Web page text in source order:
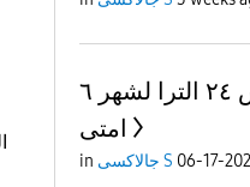
تحديث اس ٢٤ الترا لشهر ٦
امتى
in جالاكسى S 06-17-